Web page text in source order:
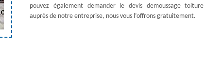
pouvez également demander le devis demoussage toiture
auprès de notre entreprise, nous vous l’offrons gratuitement.